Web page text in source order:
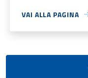
VAI ALLA PAGINA